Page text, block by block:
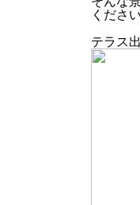
くださ
テラス